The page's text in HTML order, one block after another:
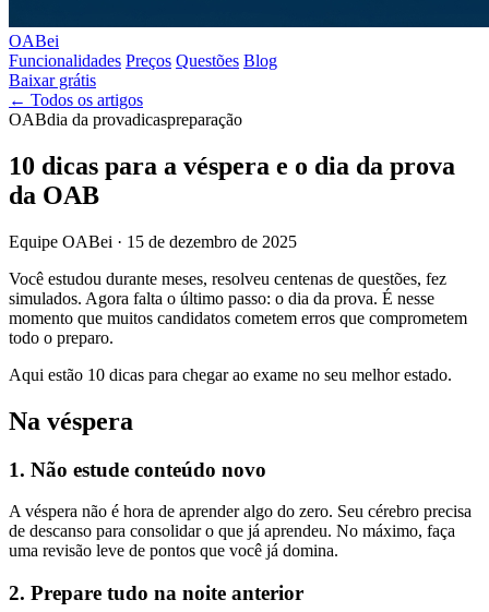
OABei
Funcionalidades Preços Questões Blog
Baixar grátis
← Todos os artigos
OABdia da provadicaspreparação
10 dicas para a véspera e o dia da prova
da OAB
Equipe OABei · 15 de dezembro de 2025
Você estudou durante meses, resolveu centenas de questões, fez
simulados. Agora falta o último passo: o dia da prova. É nesse
momento que muitos candidatos cometem erros que comprometem
todo o preparo.
Aqui estão 10 dicas para chegar ao exame no seu melhor estado.
Na véspera
1. Não estude conteúdo novo
A véspera não é hora de aprender algo do zero. Seu cérebro precisa
de descanso para consolidar o que já aprendeu. No máximo, faça
uma revisão leve de pontos que você já domina.
2. Prepare tudo na noite anterior